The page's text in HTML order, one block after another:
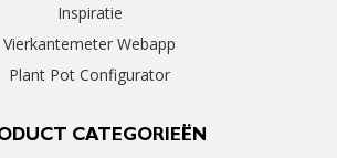
Inspiratie
Vierkantemeter Webapp
Plant Pot Configurator
CATEGORIEËN